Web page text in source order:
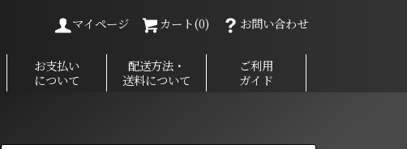
マイページ カート(0) お問い合わせ
お支払い
について
配送方法・
送料について
ご利用
ガイド